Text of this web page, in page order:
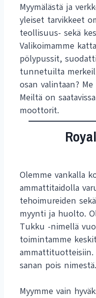
Myymälästä ja
yleiset tarvikkeet
teollisuus- sekä
Valikoimamme
pölypussit,
tunnetuilta
osan valintaan?
Meiltä on
moottorit.
Olemme vankalla
ammattitaidolla
tehoimureiden
myynti ja huolto.
Tukku -nimellä
toimintamme
sanan pois nimestä.
Myymme vain